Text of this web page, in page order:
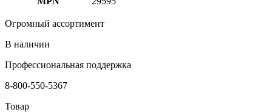
Огромный ассортимент
В наличии
Профессиональная поддержка
8-800-550-5367
Товар